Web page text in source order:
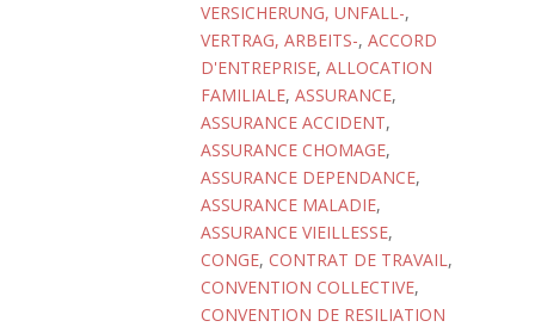
VERSICHERUNG, UNFALL-,
VERTRAG, ARBEITS-, ACCORD
D'ENTREPRISE, ALLOCATION
FAMILIALE, ASSURANCE,
ASSURANCE ACCIDENT,
ASSURANCE CHOMAGE,
ASSURANCE DEPENDANCE,
ASSURANCE MALADIE,
ASSURANCE VIEILLESSE,
CONGE, CONTRAT DE TRAVAIL,
CONVENTION COLLECTIVE,
CONVENTION DE RESILIATION